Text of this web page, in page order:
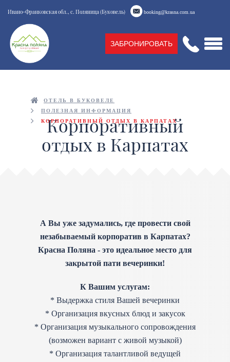
Ивано-Франковская обл., с. Поляница (Буковель) booking@krasna.com.ua
ЗАБРОНИРОВАТЬ
Корпоративный
отдых в Карпатах
ОТЕЛЬ В БУКОВЕЛЕ
ПОЛЕЗНАЯ ИНФОРМАЦИЯ
КОРПОРАТИВНЫЙ ОТДЫХ В КАРПАТАХ
А Вы уже задумались, где провести свой
незабываемый корпоратив в Карпатах?
Красна Поляна - это идеальное место для
закрытой пати вечеринки!
К Вашим услугам:
* Выдержка стиля Вашей вечеринки
* Организация вкусных блюд и закусок
* Организация музыкального сопровождения
(возможен вариант с живой музыкой)
* Организация талантливой ведущей